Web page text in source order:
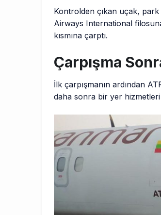
Kontrolden çıkan uçak,
Airways International
kısmına çarptı.
Çarpışma
İlk çarpışmanın ardından
daha sonra bir yer hizmetleri